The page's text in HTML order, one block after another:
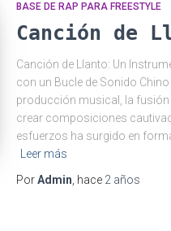
BASE DE RAP PARA FREESTYLE
Canción de
Canción de Llanto: Un
con un Bucle de Sonido
producción musical, la
crear composiciones
esfuerzos ha surgido en
Leer más
PorAdmin , hace 2 años